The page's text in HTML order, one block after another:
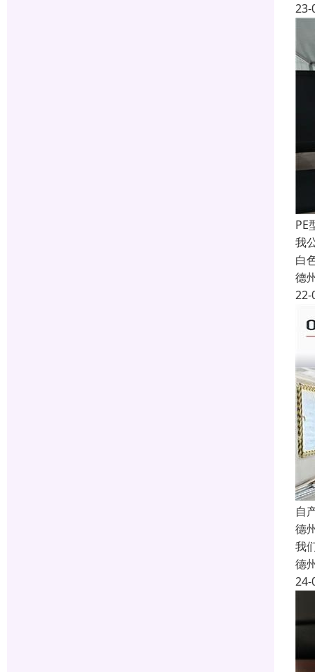
23-
PE
我
白
德
22-
自
德
我
德
24-